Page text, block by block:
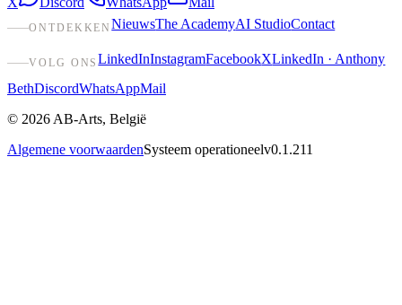
ONTDEKKENNieuwsThe AcademyAI StudioContact
VOLG ONSLinkedInInstagramFacebookXLinkedIn · Anthony
BethDiscordWhatsAppMail
© 2026 AB-Arts, België
Algemene voorwaardenSysteem operationeelv0.1.211